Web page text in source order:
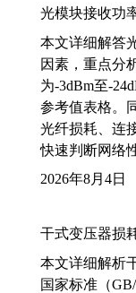
光模块接收功
本文详细解答
因素，重点分
为-3dBm至-
参考值表格。
光纤损耗、连
快速判断网络
2026年8月4日
干式变压器损
本文详细解析
国家标准（